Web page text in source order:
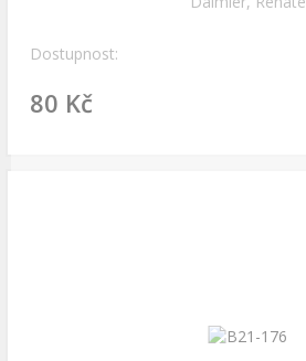
Dostupnost:
80 Kč